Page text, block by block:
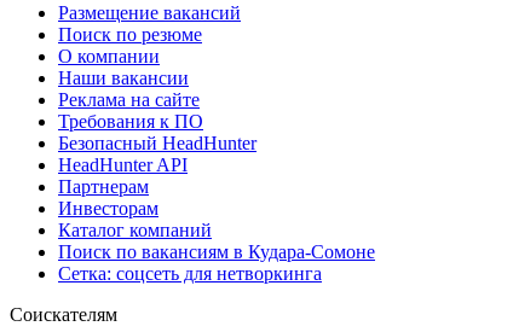
Размещение вакансий
Поиск по резюме
О компании
Наши вакансии
Реклама на сайте
Требования к ПО
Безопасный HeadHunter
HeadHunter API
Партнерам
Инвесторам
Каталог компаний
Поиск по вакансиям в Кудара-Сомоне
Сетка: соцсеть для нетворкинга
Соискателям